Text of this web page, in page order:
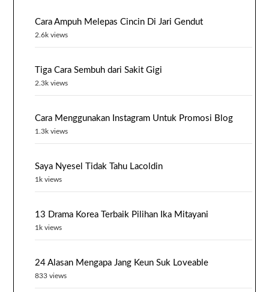
Cara Ampuh Melepas Cincin Di Jari Gendut
2.6k views
Tiga Cara Sembuh dari Sakit Gigi
2.3k views
Cara Menggunakan Instagram Untuk Promosi Blog
1.3k views
Saya Nyesel Tidak Tahu Lacoldin
1k views
13 Drama Korea Terbaik Pilihan Ika Mitayani
1k views
24 Alasan Mengapa Jang Keun Suk Loveable
833 views